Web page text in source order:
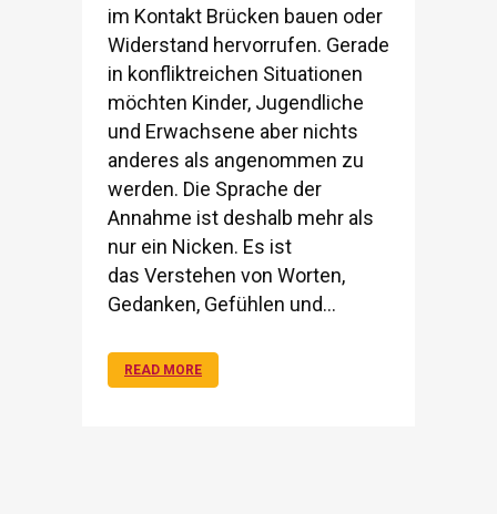
im Kontakt Brücken bauen oder
Widerstand hervorrufen. Gerade
in konfliktreichen Situationen
möchten Kinder, Jugendliche
und Erwachsene aber nichts
anderes als angenommen zu
werden. Die Sprache der
Annahme ist deshalb mehr als
nur ein Nicken. Es ist
das Verstehen von Worten,
Gedanken, Gefühlen und...
READ MORE